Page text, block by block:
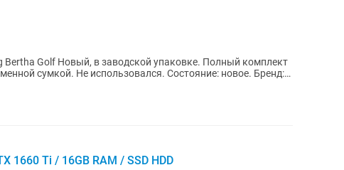
Полный комплект
Не использовался. Состояние: новое. Бренд:
1660 Ti / 16GB RAM / SSD HDD